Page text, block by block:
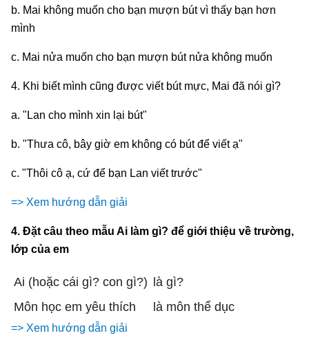
b. Mai không muốn cho bạn mượn bút vì thấy bạn hơn
mình
c. Mai nửa muốn cho bạn mượn bút nửa không muốn
4. Khi biết mình cũng được viết bút mực, Mai đã nói gì?
a. "Lan cho mình xin lại bút"
b. "Thưa cô, bây giờ em không có bút để viết ạ"
c. "Thôi cô ạ, cứ để bạn Lan viết trước"
=> Xem hướng dẫn giải
4. Đặt câu theo mẫu Ai làm gì? để giới thiệu về trường,
lớp của em
Ai (hoặc cái gì? con gì?) là gì?
Môn học em yêu thích
là môn thể dục
=> Xem hướng dẫn giải